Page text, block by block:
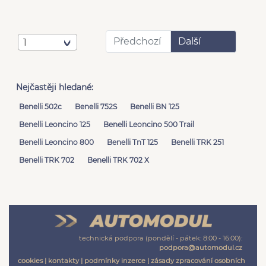
1 Předchozí Další
Nejčastěji hledané:
Benelli 502c Benelli 752S
Benelli BN 125
Benelli Leoncino 125
Benelli Leoncino 500 Trail
Benelli Leoncino 800
Benelli TnT 125
Benelli TRK 251
Benelli TRK 702
Benelli TRK 702 X
technická podpora (pondělí - pátek: 8:00 - 16:00):
podpora@automodul.cz
cookies| kontakty| podmínky inzerce | zásady zpracování osobních